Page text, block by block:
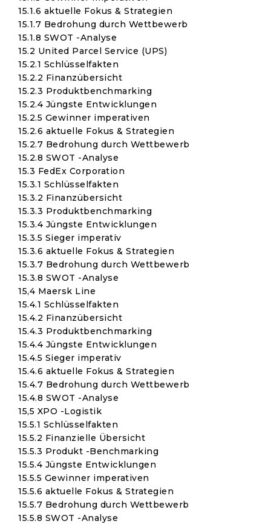
15.1.6 aktuelle Fokus & Strategien
15.1.7 Bedrohung durch Wettbewerb
15.1.8 SWOT -Analyse
15.2 United Parcel Service (UPS)
15.2.1 Schlüsselfakten
15.2.2 Finanzübersicht
15.2.3 Produktbenchmarking
15.2.4 Jüngste Entwicklungen
15.2.5 Gewinner imperativen
15.2.6 aktuelle Fokus & Strategien
15.2.7 Bedrohung durch Wettbewerb
15.2.8 SWOT -Analyse
15.3 FedEx Corporation
15.3.1 Schlüsselfakten
15.3.2 Finanzübersicht
15.3.3 Produktbenchmarking
15.3.4 Jüngste Entwicklungen
15.3.5 Sieger imperativ
15.3.6 aktuelle Fokus & Strategien
15.3.7 Bedrohung durch Wettbewerb
15.3.8 SWOT -Analyse
15,4 Maersk Line
15.4.1 Schlüsselfakten
15.4.2 Finanzübersicht
15.4.3 Produktbenchmarking
15.4.4 Jüngste Entwicklungen
15.4.5 Sieger imperativ
15.4.6 aktuelle Fokus & Strategien
15.4.7 Bedrohung durch Wettbewerb
15.4.8 SWOT -Analyse
15,5 XPO -Logistik
15.5.1 Schlüsselfakten
15.5.2 Finanzielle Übersicht
15.5.3 Produkt -Benchmarking
15.5.4 Jüngste Entwicklungen
15.5.5 Gewinner imperativen
15.5.6 aktuelle Fokus & Strategien
15.5.7 Bedrohung durch Wettbewerb
15.5.8 SWOT -Analyse